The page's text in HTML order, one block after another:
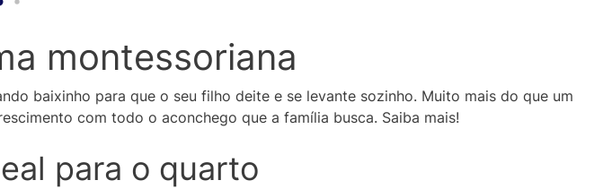
montessoriana
baixinho para que o seu filho deite e se levante sozinho. Muito mais do que um
com todo o aconchego que a família busca. Saiba mais!
para o quarto